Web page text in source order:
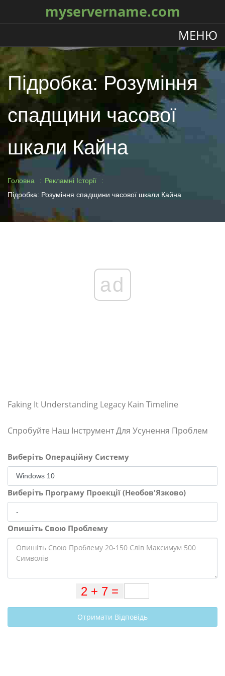
myservername.com
МЕНЮ
Підробка: Розуміння
спадщини часової
шкали Кайна
Головна
Рекламні Історії
Підробка: Розуміння спадщини часової шкали Кайна
ad
Faking It Understanding Legacy Kain Timeline
Спробуйте Наш Інструмент Для Усунення Проблем
Виберіть Операційну Систему
Виберіть Програму Проекції (Необов'Язково)
Опишіть Свою Проблему
Отримати Відповідь